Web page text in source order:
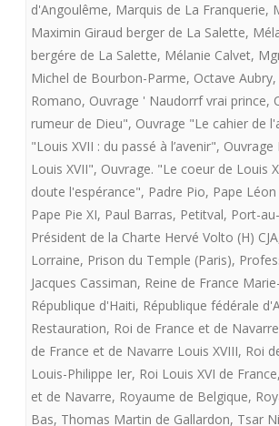
d'Angoulême, Marquis de La Franquerie,
Maximin Giraud berger de La Salette,
bergére de La Salette, Mélanie Calvet,
Michel de Bourbon-Parme, Octave Aubry,
Romano, Ouvrage ' Naudorrf vrai prince,
rumeur de Dieu", Ouvrage "Le cahier de
"Louis XVII : du passé à l’avenir", Ouvrage
Louis XVII", Ouvrage. "Le coeur de Louis
doute l'espérance", Padre Pio, Pape Léon
Pape Pie XI, Paul Barras, Petitval, Port-
Président de la Charte Hervé Volto (H) CJA
Lorraine, Prison du Temple (Paris),
Jacques Cassiman, Reine de France
République d'Haiti, République fédérale
Restauration, Roi de France et de
de France et de Navarre Louis XVIII, Roi
Louis-Philippe Ier, Roi Louis XVI de France,
et de Navarre, Royaume de Belgique,
Bas, Thomas Martin de Gallardon, Tsar